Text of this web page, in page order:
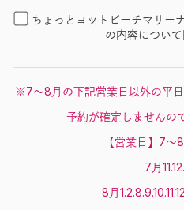
ちょっとヨットビーチマリー
の内容について
※7～8月の下記営業日以外の平
予約が確定しませんの
【営業日】7～
7月
8月